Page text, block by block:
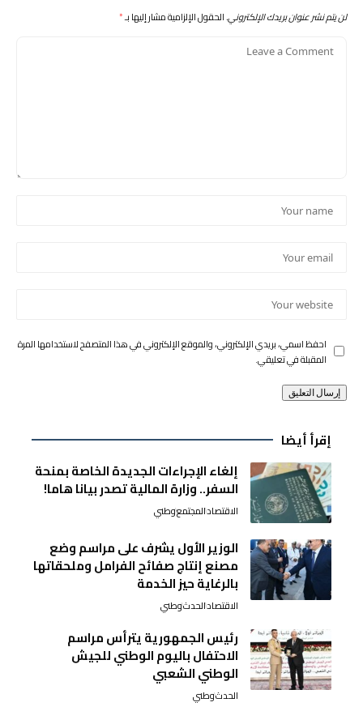
لن يتم نشر عنوان بريدك الإلكتروني.الحقول الإلزامية مشار إليها بـ*
احفظ اسمي، بريدي الإلكتروني، والموقع الإلكتروني في هذا المتصفح لاستخدامها المرة
المقبلة في تعليقي.
إقرأ أيضا
إلغاء الإجراءات الجديدة الخاصة بمنحة
السفر.. وزارة المالية تصدر بيانا هاما!
الاقتصادالمجتمعوطني
الوزير الأول يشرف على مراسم وضع
مصنع إنتاج صفائح الفرامل وملحقاتها
بالرغاية حيز الخدمة
الاقتصادالحدثوطني
رئيس الجمهورية يترأس مراسم
الاحتفال باليوم الوطني للجيش
الوطني الشعبي
الحدثوطني